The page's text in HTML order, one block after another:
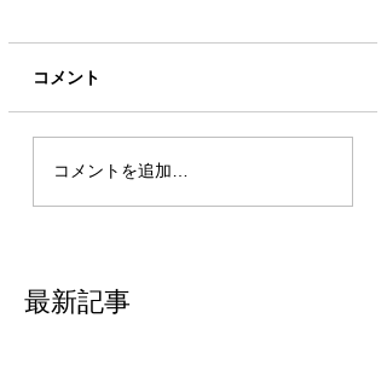
コメント
コメントを追加…
最新記事